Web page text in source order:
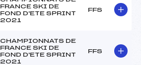
FRANCE SKI DE
FOND D'ETE SPRINT
2021
FFS
CHAMPIONNATS DE
FRANCE SKI DE
FOND D'ETE SPRINT
2021
FFS